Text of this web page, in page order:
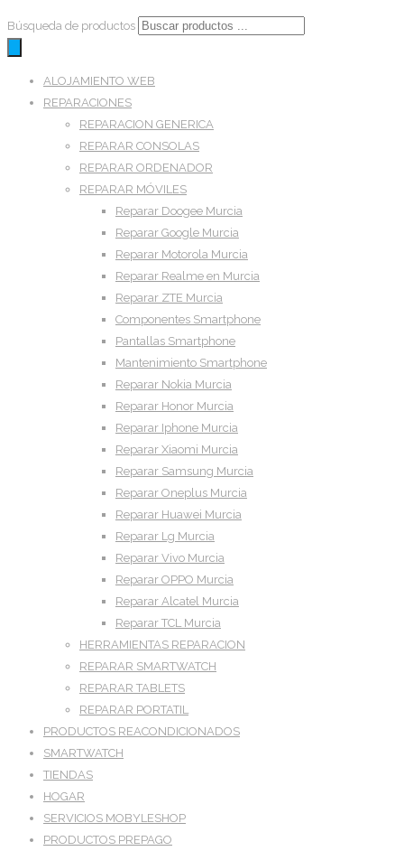
Búsqueda de productos
ALOJAMIENTO WEB
REPARACIONES
REPARACION GENERICA
REPARAR CONSOLAS
REPARAR ORDENADOR
REPARAR MÓVILES
Reparar Doogee Murcia
Reparar Google Murcia
Reparar Motorola Murcia
Reparar Realme en Murcia
Reparar ZTE Murcia
Componentes Smartphone
Pantallas Smartphone
Mantenimiento Smartphone
Reparar Nokia Murcia
Reparar Honor Murcia
Reparar Iphone Murcia
Reparar Xiaomi Murcia
Reparar Samsung Murcia
Reparar Oneplus Murcia
Reparar Huawei Murcia
Reparar Lg Murcia
Reparar Vivo Murcia
Reparar OPPO Murcia
Reparar Alcatel Murcia
Reparar TCL Murcia
HERRAMIENTAS REPARACION
REPARAR SMARTWATCH
REPARAR TABLETS
REPARAR PORTATIL
PRODUCTOS REACONDICIONADOS
SMARTWATCH
TIENDAS
HOGAR
SERVICIOS MOBYLESHOP
PRODUCTOS PREPAGO